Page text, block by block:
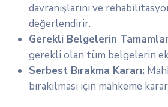
davranışlarını ve
değerlendirir.
Gerekli Belgelerin
gerekli olan tüm belgelerin
Serbest Bırakma Kararı:
bırakılması için mahkeme